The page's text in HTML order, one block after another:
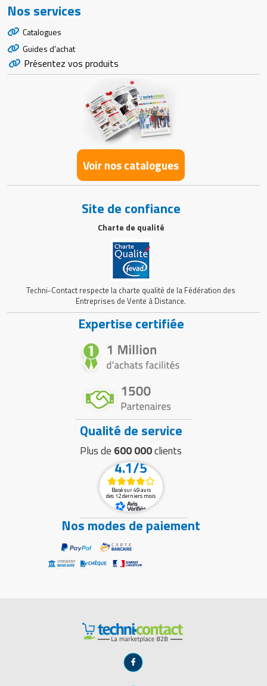
Nos services
Catalogues
Guides d'achat
Présentez vos produits
Voir nos catalogues
Site de confiance
Charte de qualité
Techni-Contact respecte la charte qualité de la Fédération des
Entreprises de Vente à Distance.
Expertise certifiée
Qualité de service
Plus de 600 000clients
4.1/5
Basé sur 49 avis
des 12 derniers mois
Nos modes de paiement